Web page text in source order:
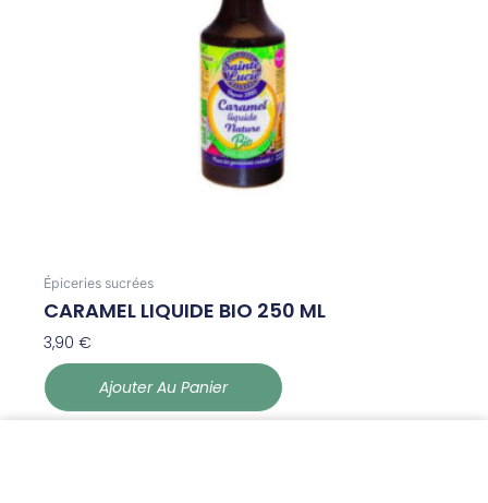
Épiceries sucrées
CARAMEL LIQUIDE BIO 250 ML
3,90€
Ajouter Au Panier